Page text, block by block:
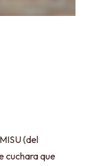
(del
cuchara que